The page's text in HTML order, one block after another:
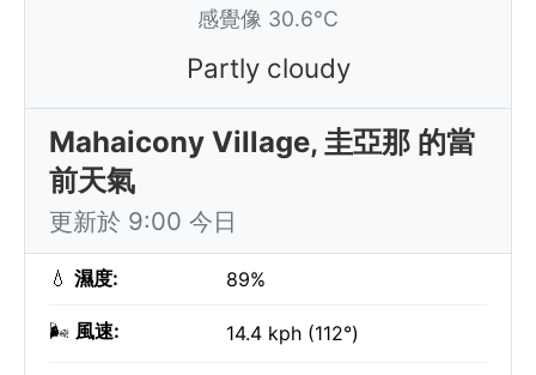
感覺像 30.6°C
Partly cloudy
Mahaicony Village, 圭亞那 的當
前天氣
更新於 9:00 今日
💧 濕度: 89%
🌬️ 風速: 14.4 kph (112°)